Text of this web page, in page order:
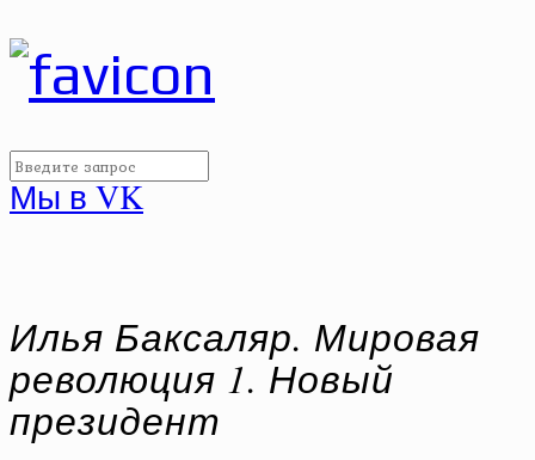
Мы в VK
Илья Баксаляр. Мировая
революция 1. Новый
президент